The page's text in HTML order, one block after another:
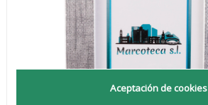
Aceptación de cookies